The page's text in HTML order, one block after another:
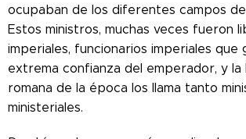
ocupaban de los diferentes campos
Estos ministros, muchas veces fueron
imperiales, funcionarios imperiales que
extrema confianza del emperador, y la
romana de la época los llama tanto
ministeriales.